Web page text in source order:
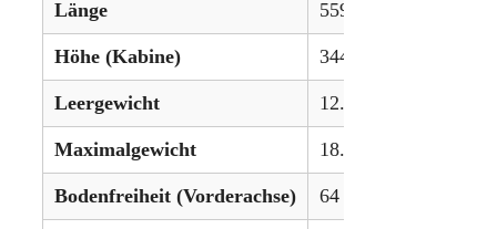
Länge 559 cm (220,1 Zoll)
Höhe (Kabine) 344 cm (135,8 Zoll)
Leergewicht 12.840 kg (28.307
Maximalgewicht 18.000 kg (39.683
Bodenfreiheit (Vorderachse) 64 cm (25,5 Zoll)